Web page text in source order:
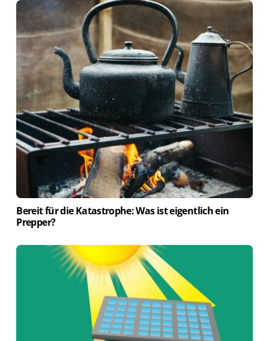
Bereit für die Katastrophe: Was ist eigentlich ein
Prepper?